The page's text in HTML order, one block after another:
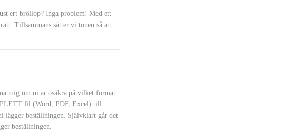
ert bröllop? Inga problem! Med ett
Tillsammans sätter vi tonen så att
mig om ni är osäkra på vilket format
fil (Word, PDF, Excel) till
lägger beställningen. Självklart går det
beställningen.